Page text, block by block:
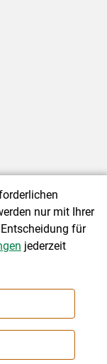
|Barrierefreiheit|
nur mit Ihrer
für
jederzeit